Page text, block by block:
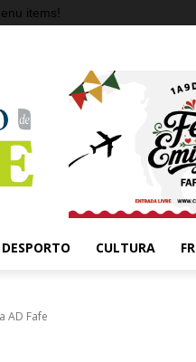
items!
DESPORTO CULTURA
AD Fafe